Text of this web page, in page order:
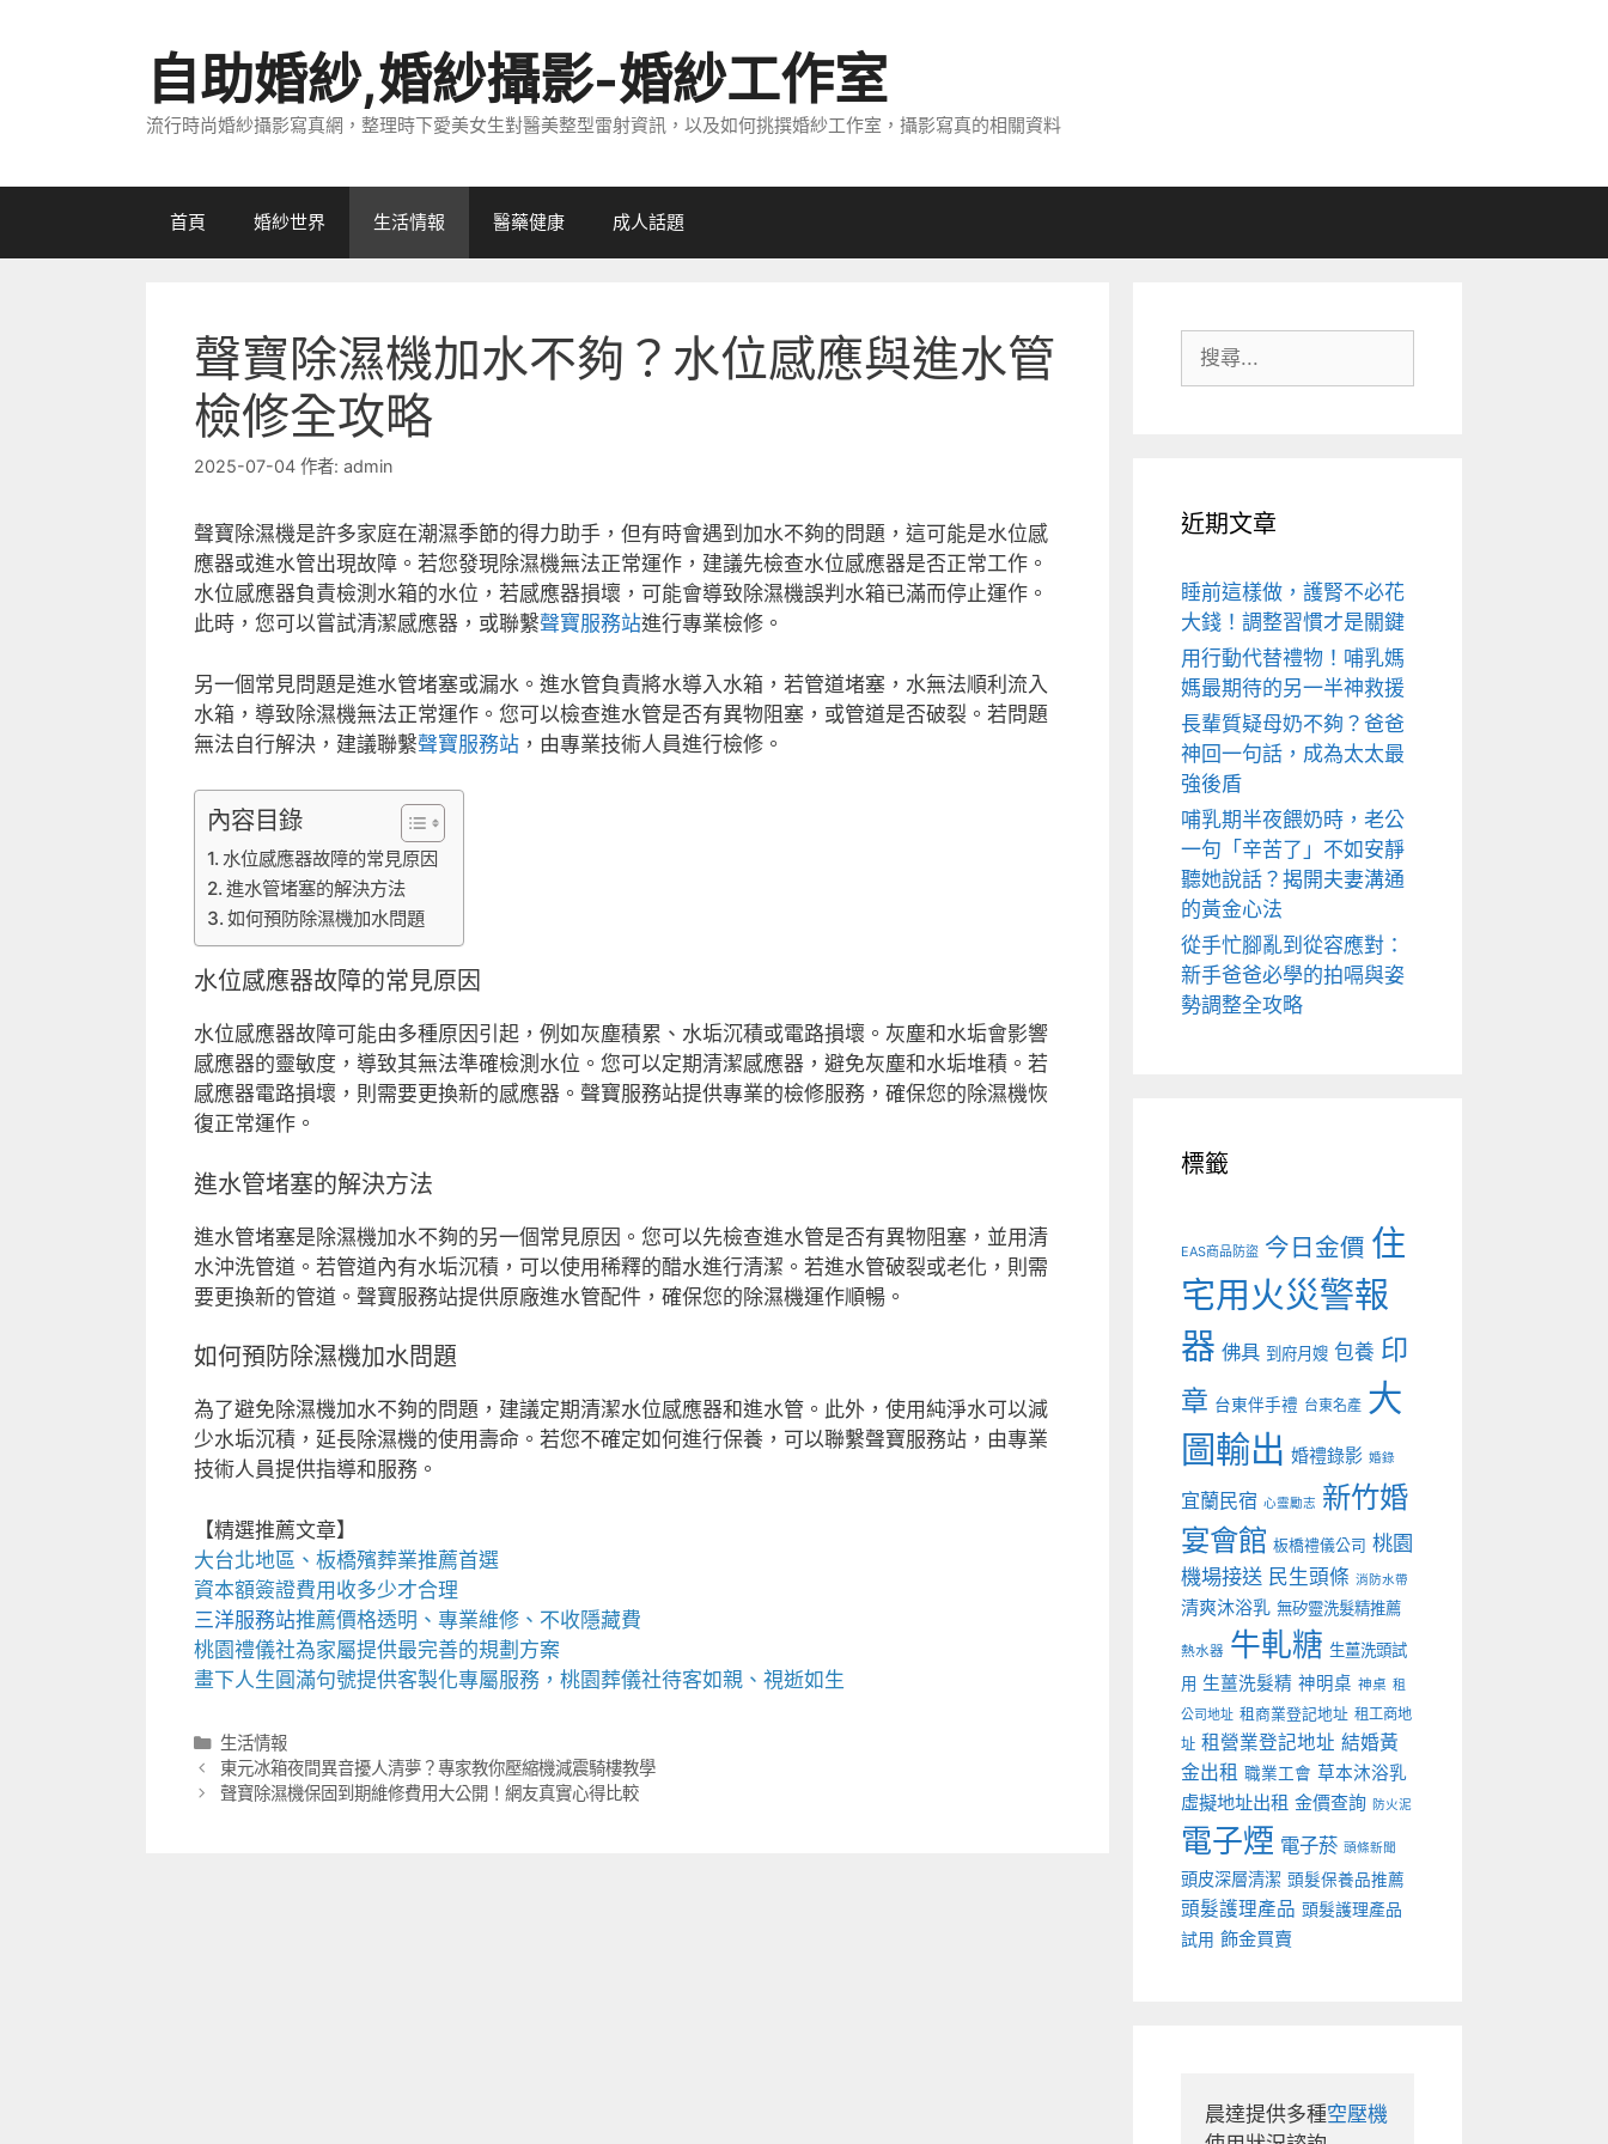
自助婚紗,婚紗攝影-婚紗工作室
流行時尚婚紗攝影寫真網，整理時下愛美女生對醫美整型雷射資訊，以及如何挑撰婚紗工作室，攝影寫真的相關資料
首頁 婚紗世界 生活情報 醫藥健康 成人話題
聲寶除濕機加水不夠？水位感應與進水管
檢修全攻略
2025-07-04 作者: admin
聲寶除濕機是許多家庭在潮濕季節的得力助手，但有時會遇到加水不夠的問題，這可能是水位感
應器或進水管出現故障。若您發現除濕機無法正常運作，建議先檢查水位感應器是否正常工作。
水位感應器負責檢測水箱的水位，若感應器損壞，可能會導致除濕機誤判水箱已滿而停止運作。
此時，您可以嘗試清潔感應器，或聯繫聲寶服務站進行專業檢修。
另一個常見問題是進水管堵塞或漏水。進水管負責將水導入水箱，若管道堵塞，水無法順利流入
水箱，導致除濕機無法正常運作。您可以檢查進水管是否有異物阻塞，或管道是否破裂。若問題
無法自行解決，建議聯繫聲寶服務站 ，由專業技術人員進行檢修。
內容目錄
水位感應器故障的常見原因
進水管堵塞的解決方法
如何預防除濕機加水問題
水位感應器故障的常見原因
水位感應器故障可能由多種原因引起，例如灰塵積累、水垢沉積或電路損壞。灰塵和水垢會影響
感應器的靈敏度，導致其無法準確檢測水位。您可以定期清潔感應器，避免灰塵和水垢堆積。若
感應器電路損壞，則需要更換新的感應器。聲寶服務站提供專業的檢修服務，確保您的除濕機恢
復正常運作。
進水管堵塞的解決方法
進水管堵塞是除濕機加水不夠的另一個常見原因。您可以先檢查進水管是否有異物阻塞，並用清
水沖洗管道。若管道內有水垢沉積，可以使用稀釋的醋水進行清潔。若進水管破裂或老化，則需
要更換新的管道。聲寶服務站提供原廠進水管配件，確保您的除濕機運作順暢。
如何預防除濕機加水問題
為了避免除濕機加水不夠的問題，建議定期清潔水位感應器和進水管。此外，使用純淨水可以減
少水垢沉積，延長除濕機的使用壽命。若您不確定如何進行保養，可以聯繫聲寶服務站，由專業
技術人員提供指導和服務。
【精選推薦文章】
大台北地區、 板橋殯葬業推薦首選
資本額簽證費用收多少才合理
三洋服務站推薦價格透明、專業維修、不收隱藏費
桃園禮儀社為家屬提供最完善的規劃方案
畫下人生圓滿句號提供客製化專屬服務， 桃園葬儀社待客如親、視逝如生
分
類
生活情報
東元冰箱夜間異音擾人清夢？專家教你壓縮機減震騎樓教學
聲寶除濕機保固到期維修費用大公開！網友真實心得比較
尋:
近期文章
睡前這樣做，護腎不必花
大錢！調整習慣才是關鍵
用行動代替禮物！哺乳媽
媽最期待的另一半神救援
長輩質疑母奶不夠？爸爸
神回一句話，成為太太最
強後盾
哺乳期半夜餵奶時，老公
一句「辛苦了」不如安靜
聽她說話？揭開夫妻溝通
的黃金心法
從手忙腳亂到從容應對：
新手爸爸必學的拍嗝與姿
勢調整全攻略
標籤
EAS商品防盜 今日金價 住
宅用火災警報
器 佛具 到府月嫂 包養 印
章 台東伴手禮 台東名產 大
圖輸出 婚禮錄影 婚錄
宜蘭民宿 心靈勵志 新竹婚
宴會館 板橋禮儀公司 桃園
機場接送 民生頭條 消防水帶
清爽沐浴乳 無矽靈洗髮精推薦
熱水器 牛軋糖 生薑洗頭試
用 生薑洗髮精 神明桌 神桌 租
公司地址 租商業登記地址 租工商地
址 租營業登記地址 結婚黃
金出租 職業工會 草本沐浴乳
虛擬地址出租 金價查詢 防火泥
電子煙 電子菸 頭條新聞
頭皮深層清潔 頭髮保養品推薦
頭髮護理產品 頭髮護理產品
試用 飾金買賣
晨達提供多種空壓機